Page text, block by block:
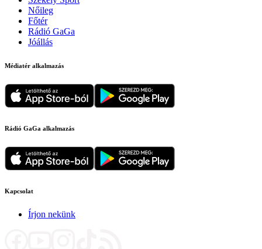
Nőileg
Főtér
Rádió GaGa
Jóállás
Médiatér alkalmazás
Rádió GaGa alkalmazás
Kapcsolat
Írjon nekünk